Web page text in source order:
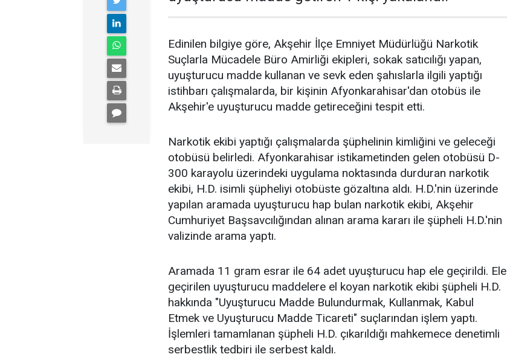
Edinilen bilgiye göre, Akşehir İlçe Emniyet Müdürlüğü Narkotik
Suçlarla Mücadele Büro Amirliği ekipleri, sokak satıcılığı yapan,
uyuşturucu madde kullanan ve sevk eden şahıslarla ilgili yaptığı
istihbarı çalışmalarda, bir kişinin Afyonkarahisar'dan otobüs ile
Akşehir'e uyuşturucu madde getireceğini tespit etti.
Narkotik ekibi yaptığı çalışmalarda şüphelinin kimliğini ve geleceği
otobüsü belirledi. Afyonkarahisar istikametinden gelen otobüsü D-
300 karayolu üzerindeki uygulama noktasında durduran narkotik
ekibi, H.D. isimli şüpheliyi otobüste gözaltına aldı. H.D.'nin üzerinde
yapılan aramada uyuşturucu hap bulan narkotik ekibi, Akşehir
Cumhuriyet Başsavcılığından alınan arama kararı ile şüpheli H.D.'nin
valizinde arama yaptı.
Aramada 11 gram esrar ile 64 adet uyuşturucu hap ele geçirildi. Ele
geçirilen uyuşturucu maddelere el koyan narkotik ekibi şüpheli H.D.
hakkında "Uyuşturucu Madde Bulundurmak, Kullanmak, Kabul
Etmek ve Uyuşturucu Madde Ticareti" suçlarından işlem yaptı.
İşlemleri tamamlanan şüpheli H.D. çıkarıldığı mahkemece denetimli
serbestlik tedbiri ile serbest kaldı.